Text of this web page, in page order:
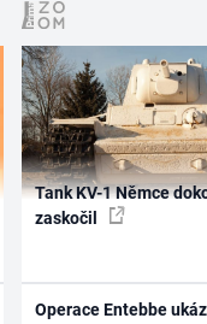
Tank KV-1 Němce
zaskočil
Operace Entebbe